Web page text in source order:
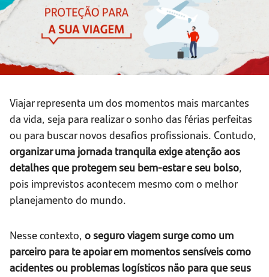
Viajar representa um dos momentos mais marcantes
da vida, seja para realizar o sonho das férias perfeitas
ou para buscar novos desafios profissionais. Contudo,
organizar uma jornada tranquila exige atenção aos
detalhes que protegem seu bem-estar e seu bolso,
pois imprevistos acontecem mesmo com o melhor
planejamento do mundo.
Nesse contexto, o seguro viagem surge como um
parceiro para te apoiar em momentos sensíveis como
acidentes ou problemas logísticos não para que seus